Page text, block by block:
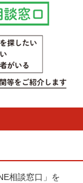
相談窓口」を